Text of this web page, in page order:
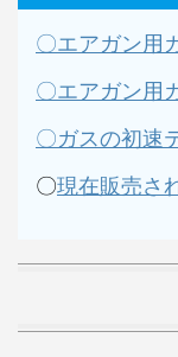
〇エアガン用
〇エアガン用
〇ガスの初速
〇現在販売さ